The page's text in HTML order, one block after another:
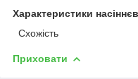
Характеристики
Схожість
Приховати